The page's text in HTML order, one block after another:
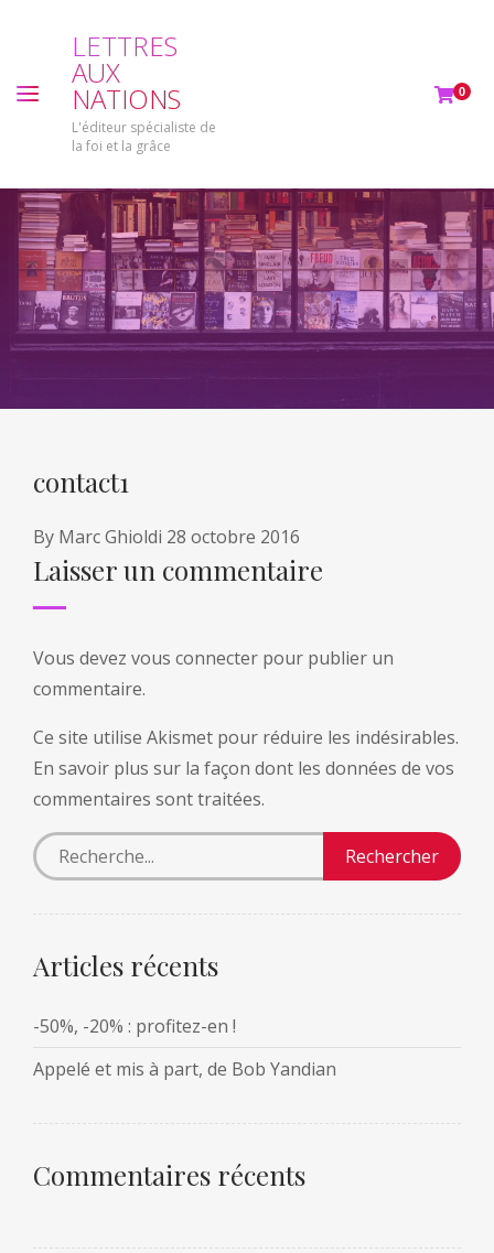
LETTRES
AUX
NATIONS
L'éditeur spécialiste de
la foi et la grâce
0
contact1
By Marc Ghioldi 28 octobre 2016
Laisser un commentaire
Vous devez vous connecter pour publier un
commentaire.
Ce site utilise Akismet pour réduire les indésirables.
En savoir plus sur la façon dont les données de vos
commentaires sont traitées.
Articles récents
-50%, -20% : profitez-en !
Appelé et mis à part, de Bob Yandian
Commentaires récents